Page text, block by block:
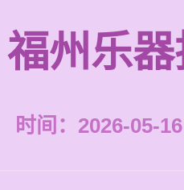
福州乐
时间：2026-05-